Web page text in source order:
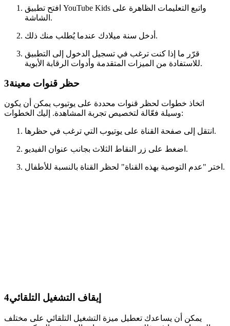
افتح تطبيق YouTube Kids واتبع التعليمات الظاهرة على
الشاشة.
أدخل سنة ميلادك عندما يُطلب منك ذلك.
قرّر ما إذا كنت ترغب في تسجيل الدخول إلى التطبيق
للاستفادة من الميزات المتقدمة وأدوات الرقابة الأبوية.
3حظر قنوات معينة
اتخاذ خطوات لحظر قنوات محددة على يوتيوب يمكن أن يكون
وسيلة فعّالة لتخصيص تجربة المشاهدة. إليك الخطوات:
انتقل إلى صفحة القناة على يوتيوب التي ترغب في حظرها.
اضغط على زر النقاط الثلاث بجانب عنوان الفيديو.
اختر "عدم التوصية بهذه القناة" لحظر القناة بالنسبة للأطفال.
4إيقاف التشغيل التلقائي
يمكن أن يساعدك تعطيل ميزة التشغيل التلقائي على مختلف